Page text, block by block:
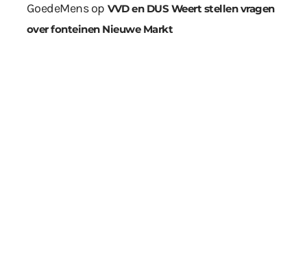
GoedeMensop VVD en DUS Weert stellen vragen
over fonteinen Nieuwe Markt